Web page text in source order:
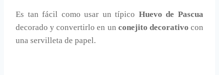
Es tan fácil como usar un típico Huevo de Pascua
decorado y convertirlo en un conejito decorativo con
una servilleta de papel.